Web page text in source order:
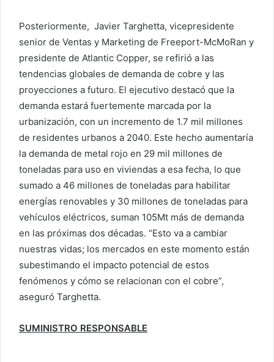
Posteriormente, Javier Targhetta, vicepresidente
senior de Ventas y Marketing de Freeport-McMoRan y
presidente de Atlantic Copper, se refirió a las
tendencias globales de demanda de cobre y las
proyecciones a futuro. El ejecutivo destacó que la
demanda estará fuertemente marcada por la
urbanización, con un incremento de 1.7 mil millones
de residentes urbanos a 2040. Este hecho aumentaría
la demanda de metal rojo en 29 mil millones de
toneladas para uso en viviendas a esa fecha, lo que
sumado a 46 millones de toneladas para habilitar
energías renovables y 30 millones de toneladas para
vehículos eléctricos, suman 105Mt más de demanda
en las próximas dos décadas. “Esto va a cambiar
nuestras vidas; los mercados en este momento están
subestimando el impacto potencial de estos
fenómenos y cómo se relacionan con el cobre”,
aseguró Targhetta.
SUMINISTRO RESPONSABLE